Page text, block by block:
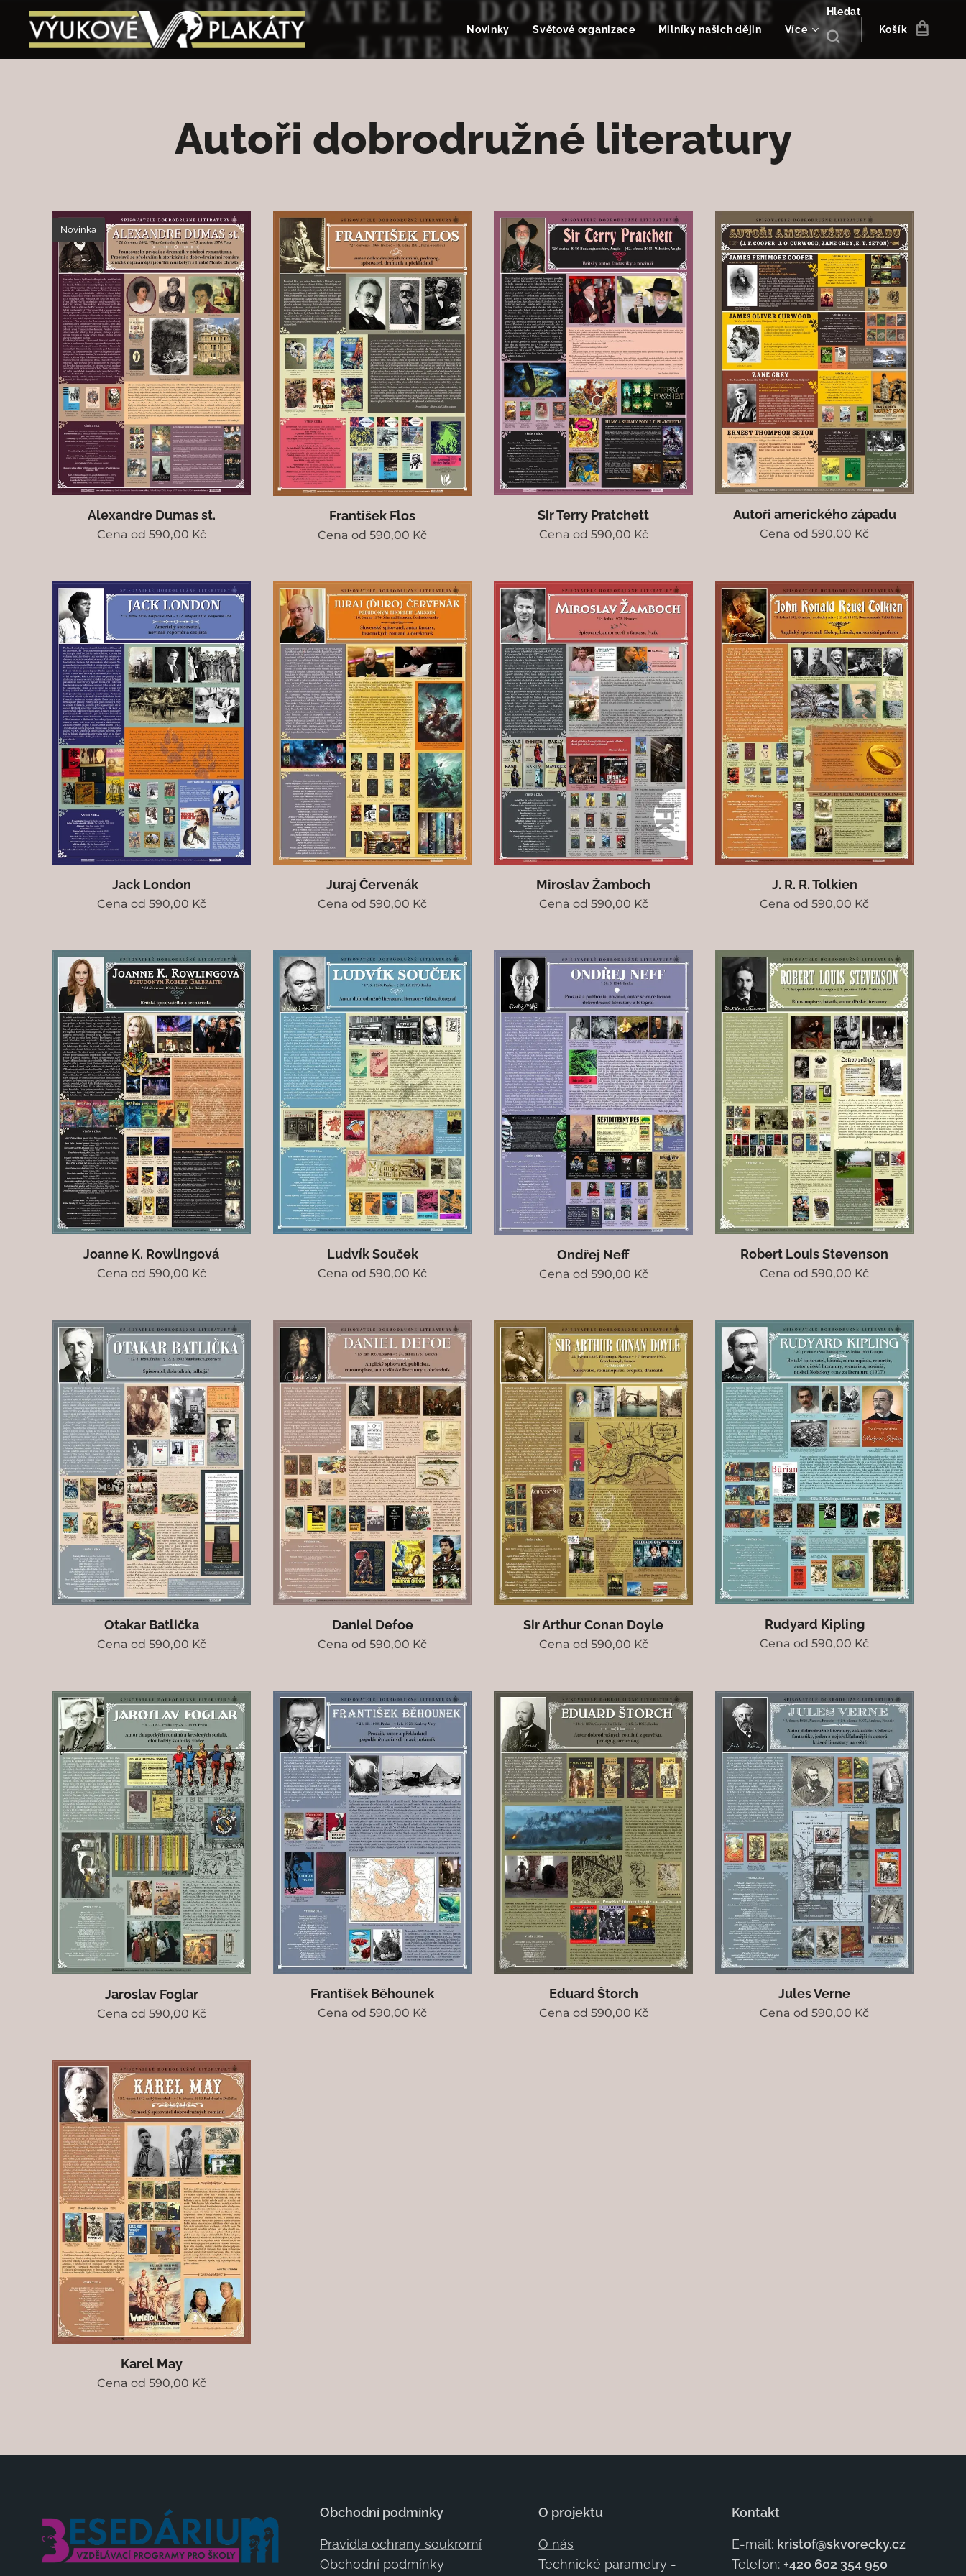
Novinky Světové organizace Milníky našich dějin Více
Hledat
Košík
Autoři dobrodružné literatury
Alexandre Dumas st.
Novinka
Cena od 590,00 Kč
František Flos
Cena od590,00 Kč
Sir Terry Pratchett
Cena od 590,00 Kč
Autoři amerického západu
Cena od590,00 Kč
Jack London
Cena od 590,00 Kč
Juraj Červenák
Cena od590,00 Kč
Miroslav Žamboch
Cena od 590,00 Kč
J. R. R. Tolkien
Cena od590,00 Kč
Joanne K. Rowlingová
Cena od 590,00 Kč
Ludvík Souček
Cena od590,00 Kč
Ondřej Neff
Cena od 590,00 Kč
Robert Louis Stevenson
Cena od590,00 Kč
Otakar Batlička
Cena od 590,00 Kč
Daniel Defoe
Cena od590,00 Kč
Sir Arthur Conan Doyle
Cena od 590,00 Kč
Rudyard Kipling
Cena od590,00 Kč
Jaroslav Foglar
Cena od 590,00 Kč
František Běhounek
Cena od590,00 Kč
Eduard Štorch
Cena od 590,00 Kč
Jules Verne
Cena od590,00 Kč
Karel May
Cena od 590,00 Kč
Obchodní podmínky
Pravidla ochrany soukromí
Obchodní podmínky
O projektu
O nás
Technické parametry -
Kontakt
E-mail: kristof@skvorecky.cz
Telefon: +420 602 354 950